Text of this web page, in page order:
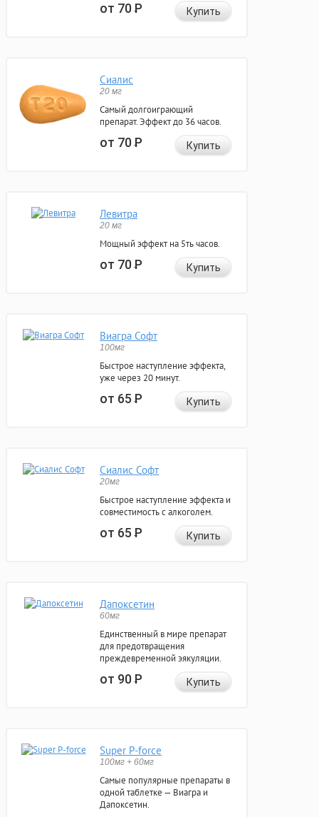
от 70Р Купить
Сиалис
20 мг
Самый долгоиграющий
препарат. Эффект до 36 часов.
от 70Р Купить
Левитра
20 мг
Мощный эффект на 5ть часов.
от 70Р Купить
Виагра Софт
100мг
Быстрое наступление эффекта,
уже через 20 минут.
от 65Р Купить
Сиалис Софт
20мг
Быстрое наступление эффекта и
совместимость с алкоголем.
от 65Р Купить
Дапоксетин
60мг
Единственный в мире препарат
для предотвращения
преждевременной эякуляции.
от 90Р Купить
Super P-force
100мг + 60мг
Самые популярные препараты в
одной таблетке — Виагра и
Дапоксетин.